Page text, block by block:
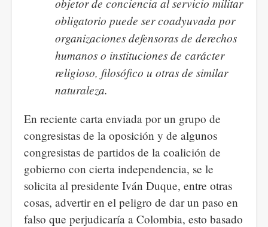
obligatorio puede ser coadyuvada por
organizaciones defensoras de derechos
humanos o instituciones de carácter
religioso, filosófico u otras de similar
naturaleza.
En reciente carta enviada por un grupo de
congresistas de la oposición y de algunos
congresistas de partidos de la coalición de
gobierno con cierta independencia, se le
solicita al presidente Iván Duque, entre otras
cosas, advertir en el peligro de dar un paso en
falso que perjudicaría a Colombia, esto basado